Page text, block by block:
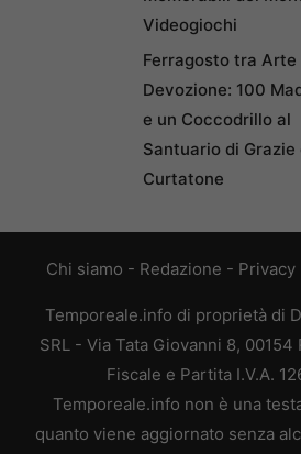
Videogiochi
Ferragosto tra Arte
Devozione: 100
e un Coccodrillo al
Santuario di Grazie
Curtatone
Chi siamo - Redazione - Privacy
Temporeale.info di proprietà di
SRL - Via Tata Giovanni 8, 00154
Fiscale e Partita I.V.A.
Temporeale.info non è una
quanto viene aggiornato senza